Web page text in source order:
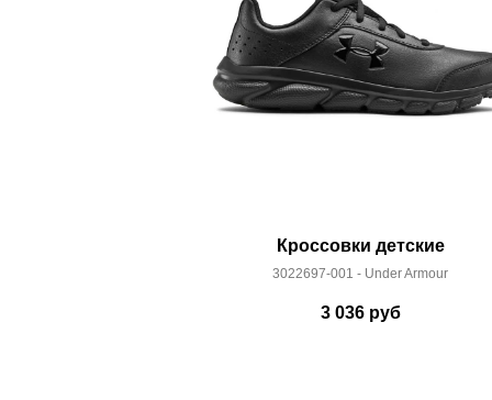
Прошлые коллекции
Weekend
Срок отгрузки:5-8 рабочих дней
Кроссовки детские
3022697-001 - Under Armour
3 036руб